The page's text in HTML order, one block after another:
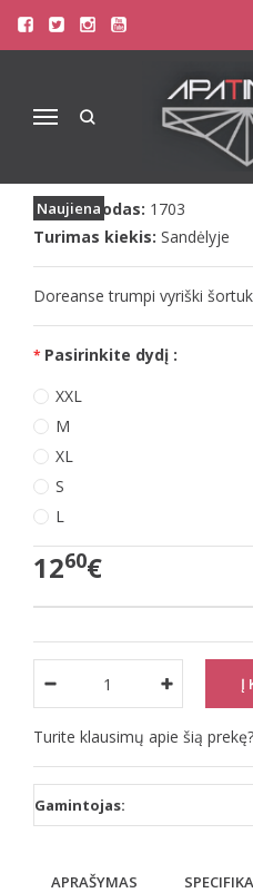
Navigacija
Pagrindinis Apatinis Trikotažas
Doreanse splavingi vyriški šortukai
DOREANSE
ŠORTUKAI 1703
Naujiena
Prekės kodas: 1703
Turimas kiekis: Sandėlyje
Doreanse trumpi vyriški
Pasirinkite dydį :
XXL
M
XL
S
L
1260€
Turite klausimų apie šią prekę?
Gamintojas:
APRAŠYMAS